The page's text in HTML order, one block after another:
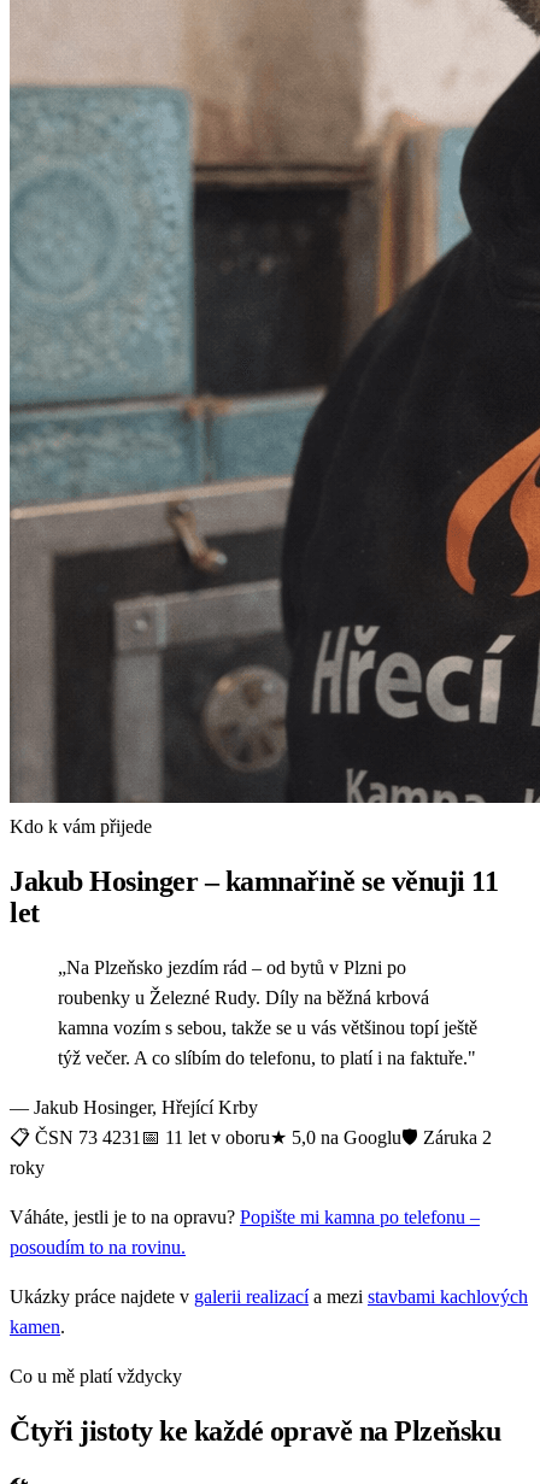
Kdo k vám přijede
Jakub Hosinger – kamnařině se věnuji 11
let
„Na Plzeňsko jezdím rád – od bytů v Plzni po
roubenky u Železné Rudy. Díly na běžná krbová
kamna vozím s sebou, takže se u vás většinou topí ještě
týž večer. A co slíbím do telefonu, to platí i na faktuře."
— Jakub Hosinger, Hřející Krby
📋 ČSN 73 4231 📅 11 let v oboru★ 5,0 na Googlu🛡️ Záruka 2
roky
Váháte, jestli je to na opravu? Popište mi kamna po telefonu –
posoudím to na rovinu.
Ukázky práce najdete v galerii realizacía mezi stavbami kachlových
kamen.
Co u mě platí vždycky
Čtyři jistoty ke každé opravě na Plzeňsku